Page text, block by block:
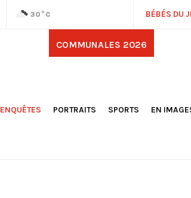
30 °C BÉBÉS DU
COMMUNALES 2026
ENQUÊTES PORTRAITS
SPORTS
EN